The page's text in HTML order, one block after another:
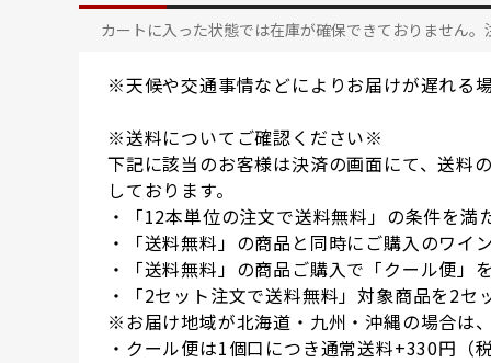
カートに入った状態では在庫が確保できておりません
※天候や交通事情などによりお届けが遅れる
※送料についてご確認ください※
下記に該当のお客様は決済の画面にて、送料
しております。
・「12本単位の注文で送料無料」の条件を満
・「送料無料」の商品と同時にご購入のワイ
・「送料無料」の商品ご購入で「クール便」
・「2セット注文で送料無料」対象商品を2
※お届け地域が北海道・九州・沖縄の場合は
・クール便は1個口につき通常送料+330円（